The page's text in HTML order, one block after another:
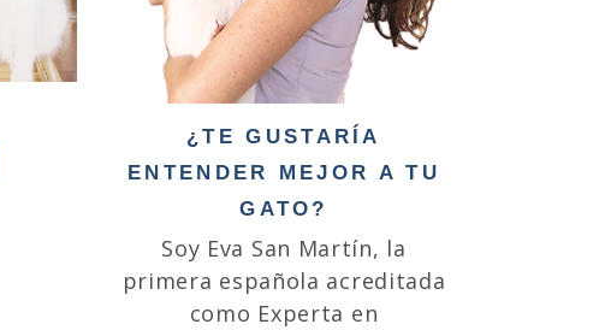
¿TE GUSTARÍA
ENTENDER MEJOR A TU
GATO?
Soy Eva San Martín, la
primera española acreditada
como Experta en